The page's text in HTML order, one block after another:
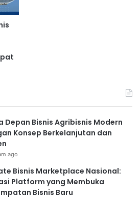
Depan Bisnis Agribisnis Modern
Konsep Berkelanjutan dan
ago
Bisnis Marketplace Nasional:
Platform yang Membuka
Bisnis Baru